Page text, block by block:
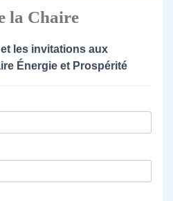
la Chaire
les invitations aux
Énergie et Prospérité